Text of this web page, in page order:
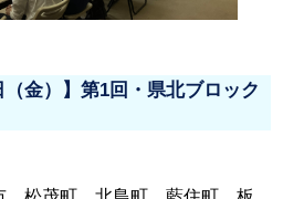
（金）】第1回・県北ブロック